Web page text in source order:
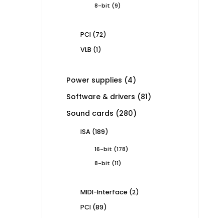
8-bit 99
PCI 7272
VLB 11
Power supplies 44
products
Software & drivers 8181
Sound cards 280280
ISA 189189
16-bit 178178
8-bit 1111
MIDI-Interface 22
PCI 8989